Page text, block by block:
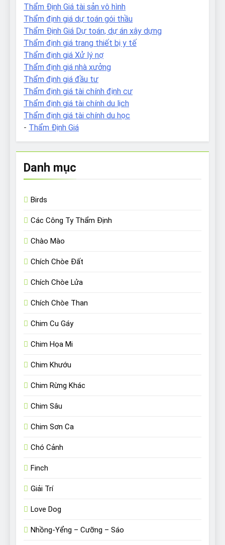
Thẩm Định Giá tài sản vô hình
Thẩm định giá dự toán gói thầu
Thẩm Định Giá Dự toán, dự án xây dựng
Thẩm định giá trang thiết bị y tế
Thẩm định giá Xử lý nợ
Thẩm định giá nhà xưởng
Thẩm định giá đầu tư
Thẩm định giá tài chính định cư
Thẩm định giá tài chính du lịch
Thẩm định giá tài chính du học
- Thẩm Định Giá
Danh mục
Birds
Các Công Ty Thẩm Định
Chào Mào
Chích Chòe Đất
Chích Chòe Lửa
Chích Chòe Than
Chim Cu Gáy
Chim Họa Mi
Chim Khướu
Chim Rừng Khác
Chim Sâu
Chim Sơn Ca
Chó Cảnh
Finch
Giải Trí
Love Dog
Nhồng-Yểng – Cưỡng – Sáo